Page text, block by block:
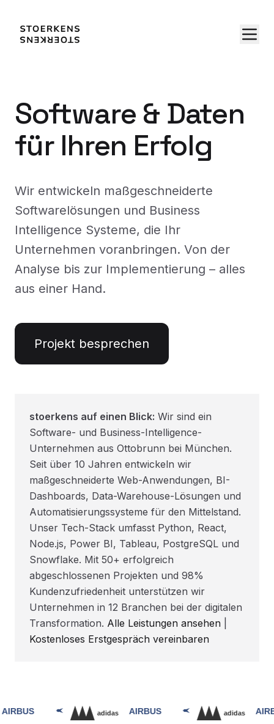
Software & Daten
für Ihren Erfolg
Wir entwickeln maßgeschneiderte
Softwarelösungen und Business
Intelligence Systeme, die Ihr
Unternehmen voranbringen. Von der
Analyse bis zur Implementierung – alles
aus einer Hand.
Projekt besprechen
stoerkens auf einen Blick: Wir sind ein
Software- und Business-Intelligence-
Unternehmen aus Ottobrunn bei München.
Seit über 10 Jahren entwickeln wir
maßgeschneiderte Web-Anwendungen, BI-
Dashboards, Data-Warehouse-Lösungen und
Automatisierungssysteme für den Mittelstand.
Unser Tech-Stack umfasst Python, React,
Node.js, Power BI, Tableau, PostgreSQL und
Snowflake. Mit 50+ erfolgreich
abgeschlossenen Projekten und 98%
Kundenzufriedenheit unterstützen wir
Unternehmen in 12 Branchen bei der digitalen
Transformation. Alle Leistungen ansehen
Kostenloses Erstgespräch vereinbaren